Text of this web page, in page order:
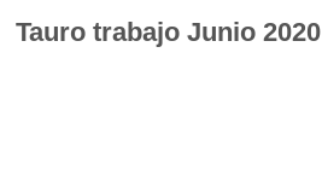
Tauro trabajo Junio 2020